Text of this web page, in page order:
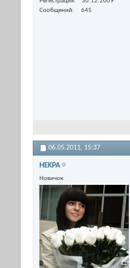
Сообщений
645
06.05.2011, 15:37
HEKPA
Новичок